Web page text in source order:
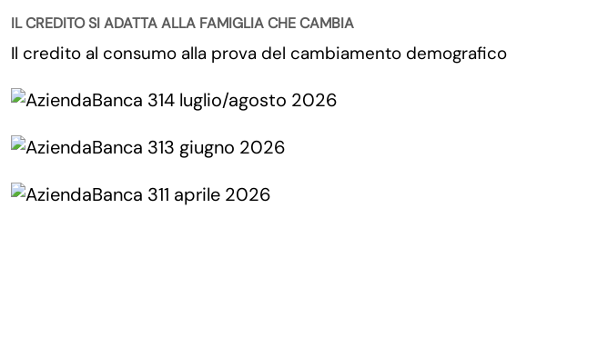
IL CREDITO SI ADATTA ALLA FAMIGLIA CHE CAMBIA
Il credito al consumo alla prova del cambiamento demografico